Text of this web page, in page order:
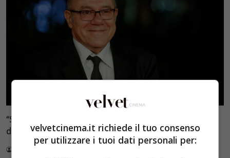
“Si era tolto la vita”, Carlo Verdone ricorda il dramma
dopo l’uscita di Bianco Rosso e Verdone
velvetcinema.it richiede il tuo consenso
per utilizzare i tuoi dati personali per: